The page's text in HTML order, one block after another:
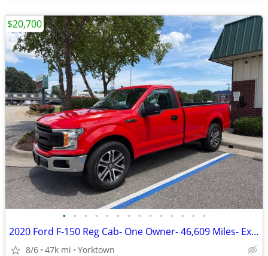
• • • • • • • • • • • • • •
2020 Ford F-150 Reg Cab- One Owner- 46,609 Miles- Excellent Condition
8/6 47k mi Yorktown
$20,700